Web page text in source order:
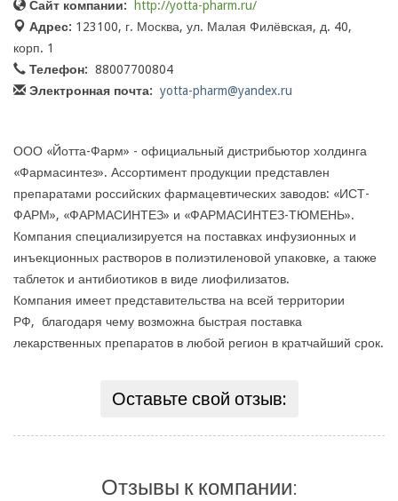
Сайт компании:
http://yotta-pharm.ru/
Адрес: 123100, г. Москва, ул. Малая Филёвская, д. 40,
корп. 1
Телефон: 88007700804
Электронная почта: yotta-pharm@yandex.ru
ООО «Йотта-Фарм» - официальный дистрибьютор холдинга
«Фармасинтез». Ассортимент продукции представлен
препаратами российских фармацевтических заводов: «ИСТ-
ФАРМ», «ФАРМАСИНТЕЗ» и «ФАРМАСИНТЕЗ-ТЮМЕНЬ».
Компания специализируется на поставках инфузионных и
инъекционных растворов в полиэтиленовой упаковке, а также
таблеток и антибиотиков в виде лиофилизатов.
Компания имеет представительства на всей территории
РФ, благодаря чему возможна быстрая поставка
лекарственных препаратов в любой регион в кратчайший срок.
Оставьте свой отзыв:
Отзывы к компании: